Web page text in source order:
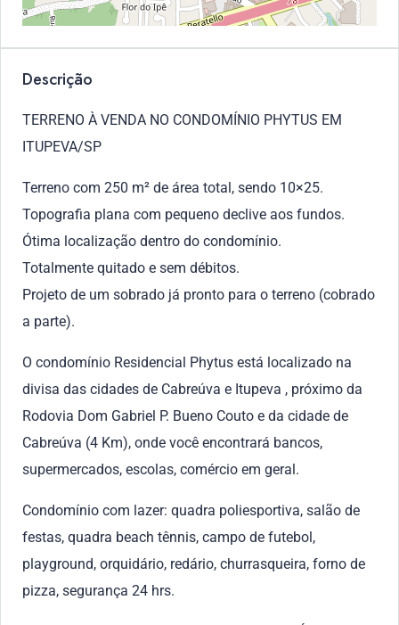
Descrição
TERRENO À VENDA NO CONDOMÍNIO PHYTUS EM
ITUPEVA/SP
Terreno com 250 m² de área total, sendo 10×25.
Topografia plana com pequeno declive aos fundos.
Ótima localização dentro do condomínio.
Totalmente quitado e sem débitos.
Projeto de um sobrado já pronto para o terreno (cobrado
a parte).
O condomínio Residencial Phytus está localizado na
divisa das cidades de Cabreúva e Itupeva , próximo da
Rodovia Dom Gabriel P. Bueno Couto e da cidade de
Cabreúva (4 Km), onde você encontrará bancos,
supermercados, escolas, comércio em geral.
Condomínio com lazer: quadra poliesportiva, salão de
festas, quadra beach tênnis, campo de futebol,
playground, orquidário, redário, churrasqueira, forno de
pizza, segurança 24 hrs.